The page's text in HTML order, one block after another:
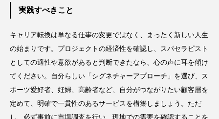
実践すべきこと
キャリア転換は単なる仕事の変更ではなく、まったく新しい人生
の始まりです。プロジェクトの経済性を確認し、スパセラピスト
としての適性や意欲があると判断できたなら、心の声に耳を傾け
てください。自分らしい「シグネチャーアプローチ」を選び、ス
ポーツ愛好者、妊婦、高齢者など、自分がつながりたい顧客層を
定めて、明確で一貫性のあるサービスを構築しましょう。ただ
し、必ず事前に市場調査を行い、現地での需要を確認することを